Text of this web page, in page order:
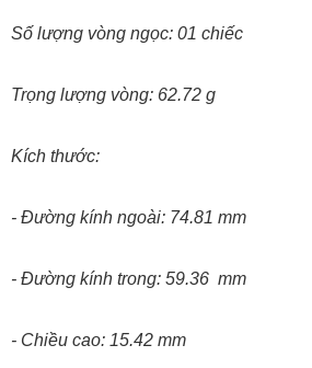
Số lượng vòng ngọc: 01 chiếc
Trọng lượng vòng: 62.72 g
Kích thước:
- Đường kính ngoài: 74.81 mm
- Đường kính trong: 59.36 mm
- Chiều cao: 15.42 mm